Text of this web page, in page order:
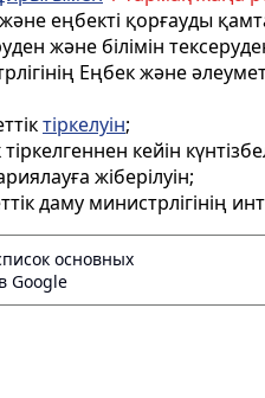
еңбекті қорғауды
және білімін
Еңбек және
тіркелуін;
кейін
жіберілуін;
даму министрлігінің
основных
Google